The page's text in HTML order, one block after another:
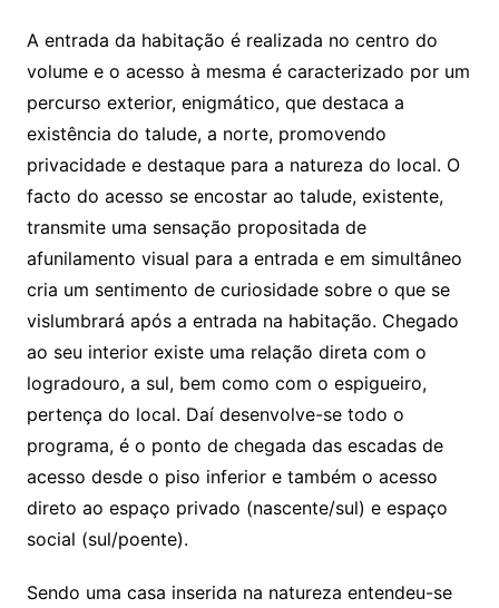
A entrada da habitação é realizada no centro do
volume e o acesso à mesma é caracterizado por um
percurso exterior, enigmático, que destaca a
existência do talude, a norte, promovendo
privacidade e destaque para a natureza do local. O
facto do acesso se encostar ao talude, existente,
transmite uma sensação propositada de
afunilamento visual para a entrada e em simultâneo
cria um sentimento de curiosidade sobre o que se
vislumbrará após a entrada na habitação. Chegado
ao seu interior existe uma relação direta com o
logradouro, a sul, bem como com o espigueiro,
pertença do local. Daí desenvolve-se todo o
programa, é o ponto de chegada das escadas de
acesso desde o piso inferior e também o acesso
direto ao espaço privado (nascente/sul) e espaço
social (sul/poente).
Sendo uma casa inserida na natureza entendeu-se